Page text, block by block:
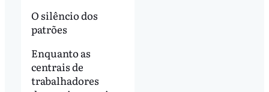
O silêncio dos
patrões
Enquanto as
centrais de
trabalhadores